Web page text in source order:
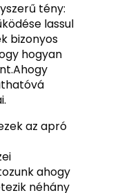
tény:
lassul
bizonyos
hogyan
az apró
ahogy
néhány